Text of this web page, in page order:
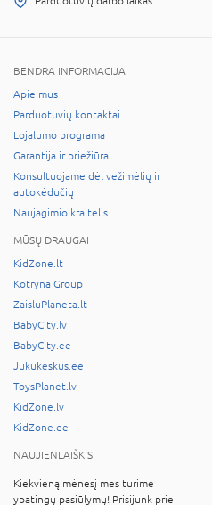
BENDRA INFORMACIJA
Apie mus
Parduotuvių kontaktai
Lojalumo programa
Garantija ir priežiūra
Konsultuojame dėl vežimėlių ir
autokėdučių
Naujagimio kraitelis
MŪSŲ DRAUGAI
KidZone.lt
Kotryna Group
ZaisluPlaneta.lt
BabyCity.lv
BabyCity.ee
Jukukeskus.ee
ToysPlanet.lv
KidZone.lv
KidZone.ee
NAUJIENLAIŠKIS
Kiekvieną mėnesį mes turime
ypatingų pasiūlymų! Prisijunk prie